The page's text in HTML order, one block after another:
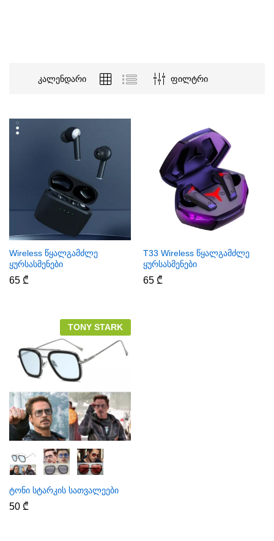
კალენდარი ფილტრი
Wireless წყალგამძლე
ყურსასმენები
65 ₾
T33 Wireless წყალგამძლე
ყურსასმენები
65 ₾
TONY STARK
ტონი სტარკის სათვალეები
50 ₾